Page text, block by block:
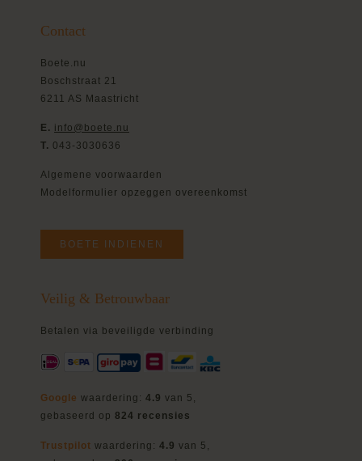
Contact
Boete.nu
Boschstraat 21
6211 AS Maastricht
E. info@boete.nu
T. 043-3030636
Algemene voorwaarden
Modelformulier opzeggen overeenkomst
BOETE INDIENEN
Veilig & Betrouwbaar
Betalen via beveiligde verbinding
Google waardering: 4.9 van 5,
gebaseerd op 824 recensies
Trustpilot waardering: 4.9 van 5,